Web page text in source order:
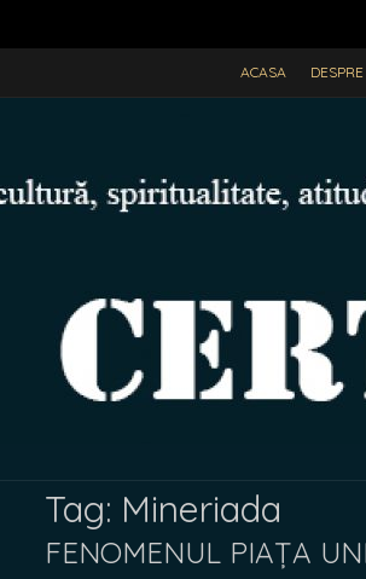
ACASA
Tag: Mineriada
FENOMENUL PIAȚA